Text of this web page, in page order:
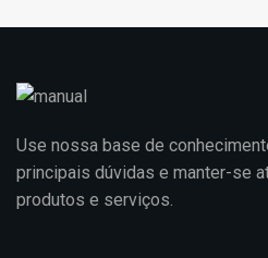
Use nossa base de
principais dúvidas e manter-se
produtos e serviços.